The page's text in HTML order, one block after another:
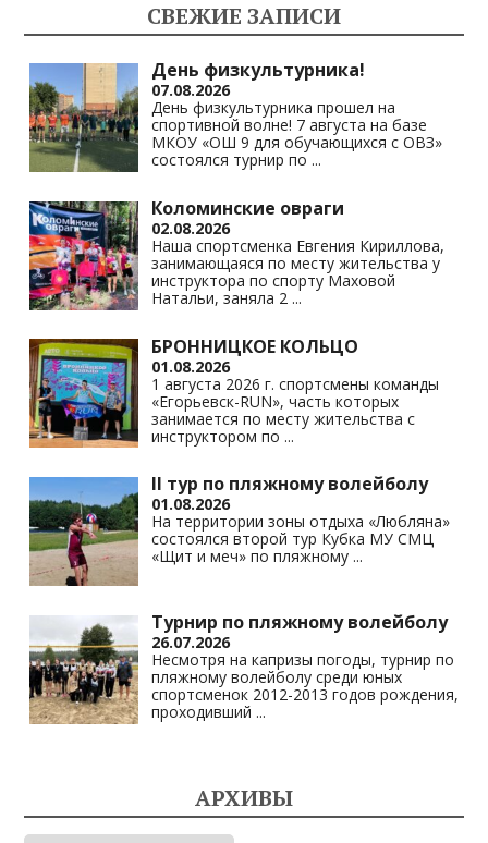
СВЕЖИЕ ЗАПИСИ
День физкультурника!
07.08.2026
День физкультурника прошел на
спортивной волне! 7 августа на базе
МКОУ «ОШ 9 для обучающихся с ОВЗ»
состоялся турнир по ...
Коломинские овраги
02.08.2026
Наша спортсменка Евгения Кириллова,
занимающаяся по месту жительства у
инструктора по спорту Маховой
Натальи, заняла 2 ...
БРОННИЦКОЕ КОЛЬЦО
01.08.2026
1 августа 2026 г. спортсмены команды
«Егорьевск-RUN», часть которых
занимается по месту жительства с
инструктором по ...
II тур по пляжному волейболу
01.08.2026
На территории зоны отдыха «Любляна»
состоялся второй тур Кубка МУ СМЦ
«Щит и меч» по пляжному ...
Турнир по пляжному волейболу
26.07.2026
Несмотря на капризы погоды, турнир по
пляжному волейболу среди юных
спортсменок 2012-2013 годов рождения,
проходивший ...
АРХИВЫ